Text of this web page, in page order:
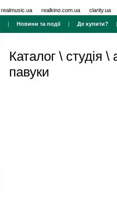
realmusic.ua realkino.com.ua clarity.ua
| Новини та події| Де купити?
Каталог \ студія \
павуки